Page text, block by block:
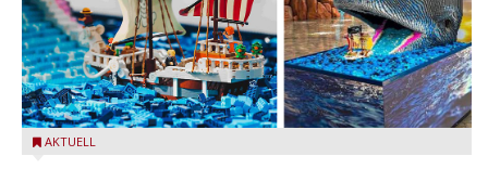
Laboon aus ONE PIECE als LEGO-Figur im LEGOLAND Water
AKTUELL